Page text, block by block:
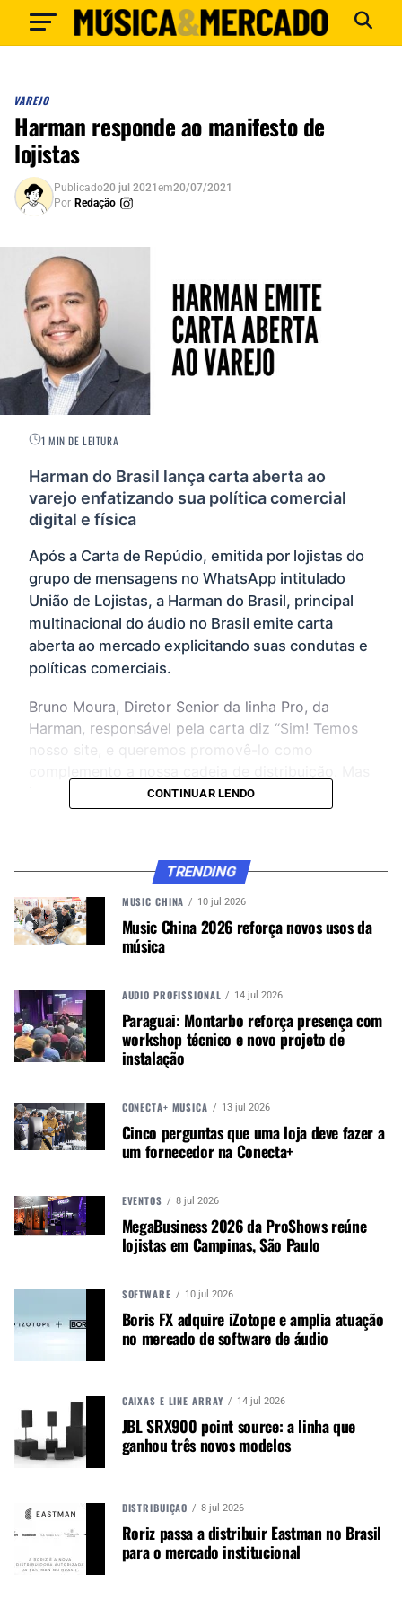
VAREJO
Harman responde ao manifesto de
lojistas
Publicado20 jul 2021em20/07/2021
Por Redação
1 MIN DE LEITURA
Harman do Brasil lança carta aberta ao
varejo enfatizando sua política comercial
digital e física
Após a Carta de Repúdio, emitida por lojistas do
grupo de mensagens no WhatsApp intitulado
União de Lojistas, a Harman do Brasil, principal
multinacional do áudio no Brasil emite carta
aberta ao mercado explicitando suas condutas e
políticas comerciais.
Bruno Moura, Diretor Senior da linha Pro, da
Harman, responsável pela carta diz “Sim! Temos
nosso site, e queremos promovê-lo como
isso não significa que vamos prejudicar nosso
foco prioritário, que são as lojas físicas”.
CONTINUE ACOMPANHANDO
Receba novas matérias do Música & Mercado no
WhatsApp e no Google News.
Google News
Leia também:
Varejo: marcas vendendo direto x lojistas
trabalho de PMA (Preço Mínimo Anunciado), a
jornada dos consumidores e o trabalho em
conjunto entre varejo físico e digital:
equipes de vendas, e nosso foco não vai mudar.
Isso não significa que podemos nos dar ao luxo
de não desenvolvermos em conjunto com o canal
tradicional algumas atualizações em nossas
jornada do novo consumidor, a experiência de
pesquisa e compra, o oportunidade do omni-
channel, e o advento do e-commerce são
caminhos sem volta. Mas o ponto é que faremos
Leia a carta na íntegra.
CONTINUAR LENDO
TRENDING
MUSIC CHINA 10 jul 2026
Music China 2026 reforça novos usos da
música
AUDIO PROFISSIONAL 14 jul 2026
Paraguai: Montarbo reforça presença com
workshop técnico e novo projeto de
instalação
CONECTA+ MÚSICA 13 jul 2026
Cinco perguntas que uma loja deve fazer a
um fornecedor na Conecta+
EVENTOS 8 jul 2026
MegaBusiness 2026 da ProShows reúne
lojistas em Campinas, São Paulo
SOFTWARE 10 jul 2026
Boris FX adquire iZotope e amplia atuação
no mercado de software de áudio
CAIXAS E LINE ARRAY 14 jul 2026
JBL SRX900 point source: a linha que
ganhou três novos modelos
DISTRIBUIÇÃO 8 jul 2026
Roriz passa a distribuir Eastman no Brasil
para o mercado institucional